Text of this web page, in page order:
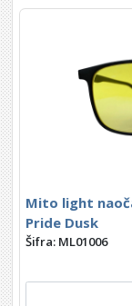
Mito light
Pride Dusk
Šifra: ML01006